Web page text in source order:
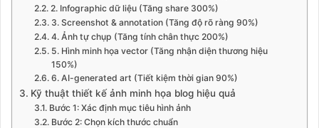
2. Infographic dữ liệu (Tăng share 300%)
3. Screenshot & annotation (Tăng độ rõ ràng 90%)
4. Ảnh tự chụp (Tăng tính chân thực 200%)
5. Hình minh họa vector (Tăng nhận diện thương hiệu
150%)
6. AI-generated art (Tiết kiệm thời gian 90%)
Kỹ thuật thiết kế ảnh minh họa blog hiệu quả
Bước 1: Xác định mục tiêu hình ảnh
Bước 2: Chọn kích thước chuẩn